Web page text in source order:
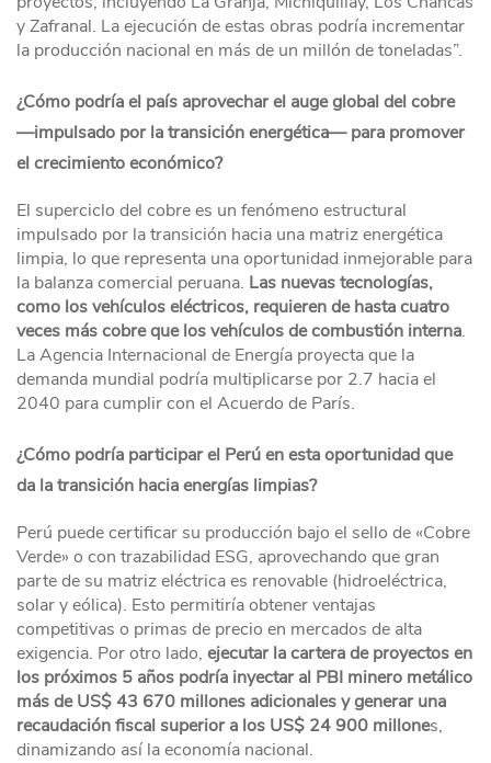
y Zafranal. La ejecución de estas obras podría incrementar
la producción nacional en más de un millón de toneladas”.
¿Cómo podría el país aprovechar el auge global del cobre
—impulsado por la transición energética— para promover
el crecimiento económico?
El superciclo del cobre es un fenómeno estructural
impulsado por la transición hacia una matriz energética
limpia, lo que representa una oportunidad inmejorable para
la balanza comercial peruana. Las nuevas tecnologías,
como los vehículos eléctricos, requieren de hasta cuatro
veces más cobre que los vehículos de combustión interna.
La Agencia Internacional de Energía proyecta que la
demanda mundial podría multiplicarse por 2.7 hacia el
2040 para cumplir con el Acuerdo de París.
¿Cómo podría participar el Perú en esta oportunidad que
da la transición hacia energías limpias?
Perú puede certificar su producción bajo el sello de «Cobre
Verde» o con trazabilidad ESG, aprovechando que gran
parte de su matriz eléctrica es renovable (hidroeléctrica,
solar y eólica). Esto permitiría obtener ventajas
competitivas o primas de precio en mercados de alta
exigencia. Por otro lado, ejecutar la cartera de proyectos en
los próximos 5 años podría inyectar al PBI minero metálico
más de US$ 43 670 millones adicionales y generar una
recaudación fiscal superior a los US$ 24 900 millones,
dinamizando así la economía nacional.